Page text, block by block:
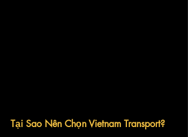
Tại Sao Nên Chọn Vietnam Transport?